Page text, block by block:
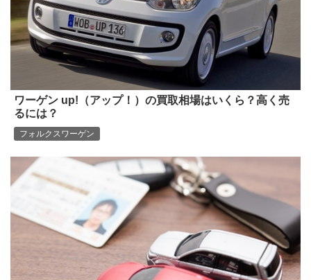
ワーゲン up!（アップ！）の買取相場はいくら？高く売
るには？
フォルクスワーゲン